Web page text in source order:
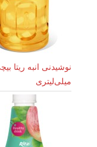
میلی‌لیتری